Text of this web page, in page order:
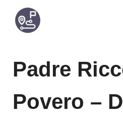
Padre
Povero –